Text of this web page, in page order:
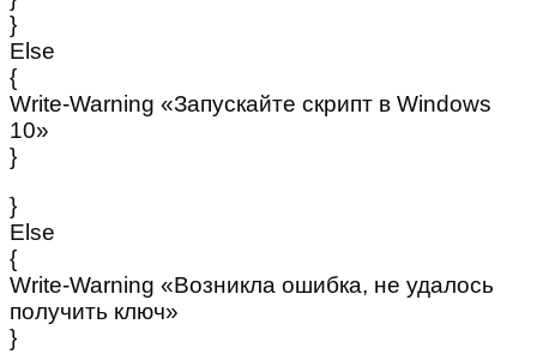
}
Else
{
Write-Warning «Запускайте скрипт в Windows
10»
}
}
Else
{
Write-Warning «Возникла ошибка, не удалось
получить ключ»
}